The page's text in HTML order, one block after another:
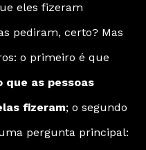
eles fizeram
pediram, certo? Mas
o primeiro é que
que as pessoas
fizeram; o segundo
pergunta principal: